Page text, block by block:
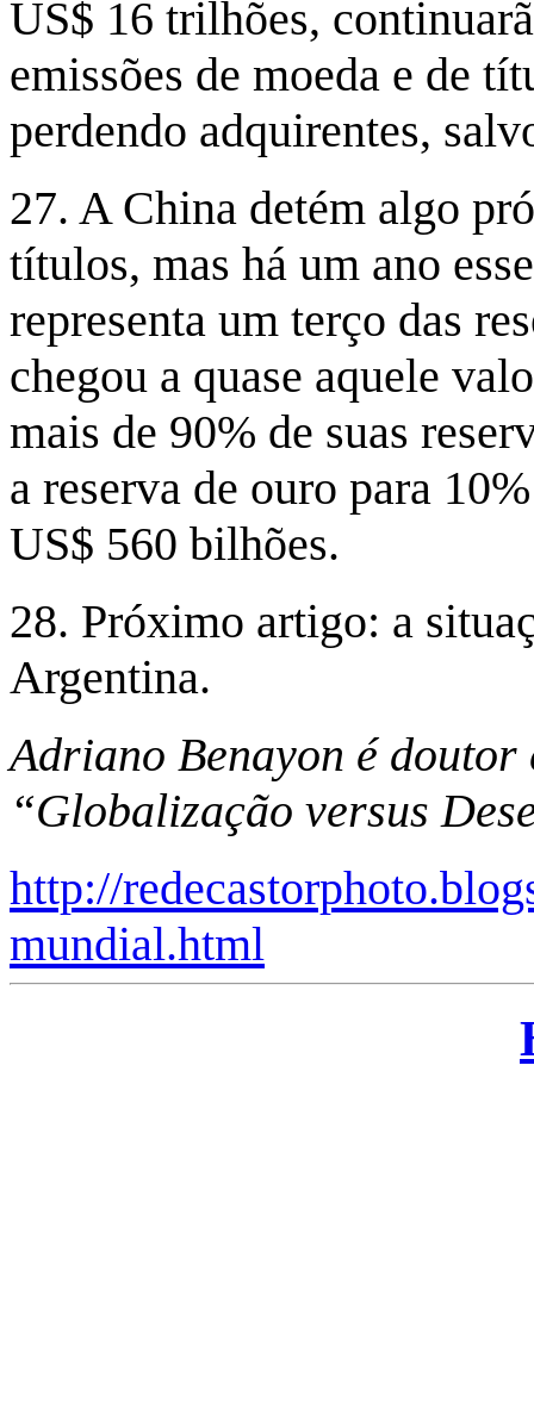
US$ 16 trilhões,
emissões de moeda e de
perdendo adquirentes,
27. A China detém algo
títulos, mas há um ano
representa um terço das
chegou a quase aquele
mais de 90% de suas
a reserva de ouro para
US$ 560 bilhões.
28. Próximo artigo: a
Argentina.
Adriano Benayon é
“Globalização versus
http://
mundial.html